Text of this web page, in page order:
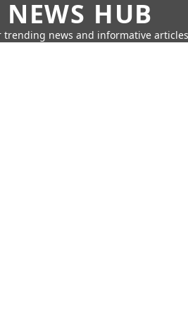
NEWS HUB
trending news and informative